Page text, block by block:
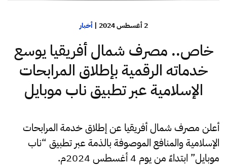
2 أغسطس 2024 |أخبار
خاص.. مصرف شمال أفريقيا يوسع
خدماته الرقمية بإطلاق المرابحات
الإسلامية عبر تطبيق ناب موبايل
أعلن مصرف شمال أفريقيا عن إطلاق خدمة المرابحات
الإسلامية والمنافع الموصوفة بالذمة عبر تطبيق “ناب
موبايل” ابتداءً من يوم 4 أغسطس 2024م.